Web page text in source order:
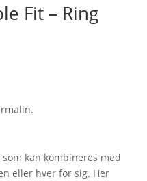
Fit – Ring
kan kombineres med
eller hver for sig. Her